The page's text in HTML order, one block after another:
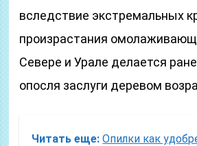
вследствие экстремальных
произрастания
Севере и Урале делается
опосля заслуги деревом
Читать еще: Опилки как